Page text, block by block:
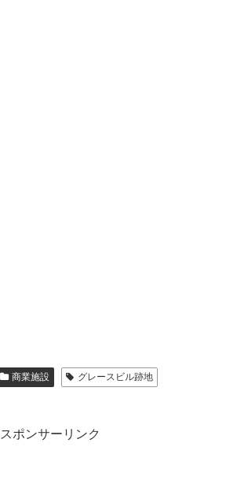
商業施設
グレースビル跡地
スポンサーリンク